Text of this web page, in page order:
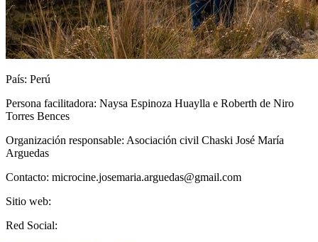
País: Perú
Persona facilitadora: Naysa Espinoza Huaylla e Roberth de Niro
Torres Bences
Organización responsable: Asociación civil Chaski José María
Arguedas
Contacto: microcine.josemaria.arguedas@gmail.com
Sitio web:
Red Social: